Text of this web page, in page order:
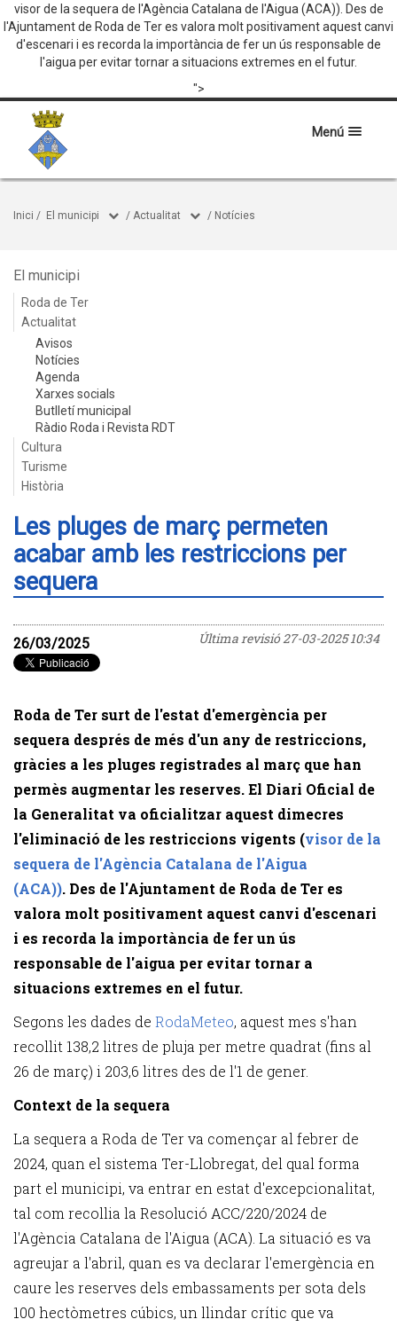
visor de la sequera de l'Agència Catalana de l'Aigua (ACA)). Des de
l'Ajuntament de Roda de Ter es valora molt positivament aquest canvi
d'escenari i es recorda la importància de fer un ús responsable de
l'aigua per evitar tornar a situacions extremes en el futur.
">
Menú
Inici / El municipi / Actualitat / Notícies
El municipi
Roda de Ter
Actualitat
Avisos
Notícies
Agenda
Xarxes socials
Butlletí municipal
Ràdio Roda i Revista RDT
Cultura
Turisme
Història
Les pluges de març permeten
acabar amb les restriccions per
sequera
Última revisió27-03-2025 10:34
26/03/2025
Roda de Ter surt de l'estat d'emergència per
sequera després de més d'un any de restriccions,
gràcies a les pluges registrades al març que han
permès augmentar les reserves. El Diari Oficial de
la Generalitat va oficialitzar aquest dimecres
l'eliminació de les restriccions vigents (visor de la
sequera de l'Agència Catalana de l'Aigua
(ACA)). Des de l'Ajuntament de Roda de Ter es
valora molt positivament aquest canvi d'escenari
i es recorda la importància de fer un ús
responsable de l'aigua per evitar tornar a
situacions extremes en el futur.
Segons les dades de RodaMeteo, aquest mes s'han
recollit 138,2 litres de pluja per metre quadrat (fins al
26 de març) i 203,6 litres des de l'1 de gener.
Context de la sequera
La sequera a Roda de Ter va començar al febrer de
2024, quan el sistema Ter-Llobregat, del qual forma
part el municipi, va entrar en estat d'excepcionalitat,
tal com recollia la Resolució ACC/220/2024 de
l'Agència Catalana de l'Aigua (ACA). La situació es va
agreujar a l'abril, quan es va declarar l'emergència en
caure les reserves dels embassaments per sota dels
100 hectòmetres cúbics, un llindar crític que va